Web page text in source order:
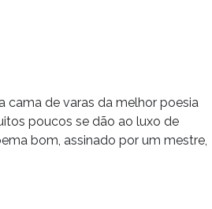
cama de varas da melhor poesia
poucos se dão ao luxo de
bom, assinado por um mestre,